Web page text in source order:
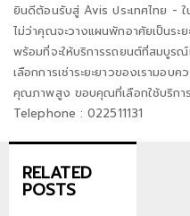
ยินดีต้อนรับสู่ Avis ประเทศไทย -
ไม่ว่าคุณจะวางแผนพักอาศัยเป็นระ
พร้อมที่จะให้บริการรถยนต์ที่สมบูร
เลือกการเช่าระยะยาวของเรามอบ
คุณภาพสูง ขอบคุณที่เลือกใช้บริกา
Telephone : 022511131
RELATED
POSTS